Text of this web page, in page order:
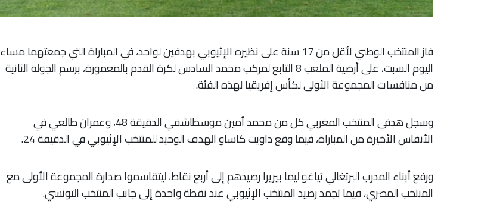
فاز المنتخب الوطني لأقل من 17 سنة على نظيره الإثيوبي بهدفين لواحد، في المباراة التي جمعتهما مساء
اليوم السبت، على أرضية الملعب 8 التابع لمركب محمد السادس لكرة القدم بالمعمورة، برسم الجولة الثانية
من منافسات المجموعة الأولى لكأس إفريقيا لهذه الفئة.
وسجل هدفي المنتخب المغربي كل من محمد أمين موسطاشفي الدقيقة 48، وعمران طالعي في
الأنفاس الأخيرة من المباراة، فيما وقع داويت كاساو الهدف الوحيد للمنتخب الإثيوبي في الدقيقة 24.
ورفع أبناء المدرب البرتغالي تياغو ليما بيريرا رصيدهم إلى أربع نقاط، ليتقاسموا صدارة المجموعة الأولى مع
المنتخب المصري، فيما تجمد رصيد المنتخب الإثيوبي عند نقطة واحدة إلى جانب المنتخب التونسي.